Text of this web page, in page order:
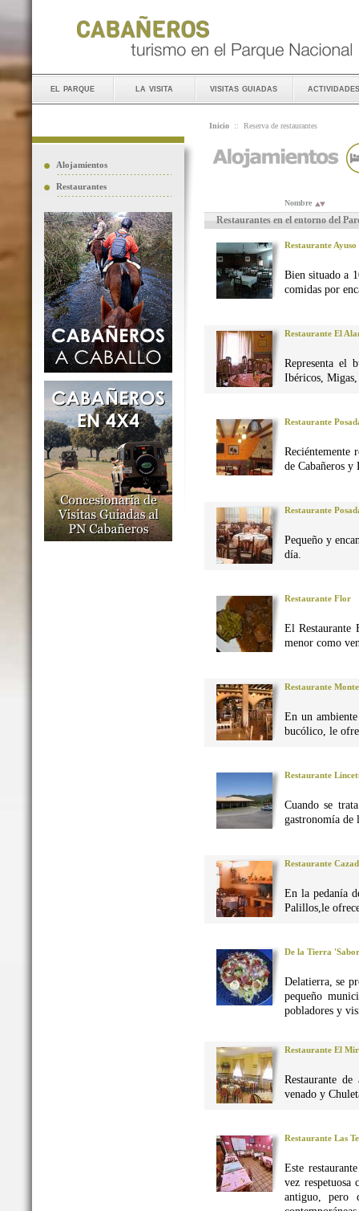
el parque la visita visitas guiadas actividades
Alojamientos
Restaurantes
Inicio :: Reserva de restaurantes
Nombre
Restaurantes en el entorno del
Restaurante Ayuso
Bien situado a
comidas por
Restaurante El
Representa el
Ibéricos, Migas,
Restaurante
Reciéntemente
de Cabañeros y
Restaurante
Pequeño y
día.
Restaurante Flor
El Restaurante
menor como
Restaurante
En un
bucólico, le
Restaurante
Cuando se
gastronomía de
Restaurante
En la pedanía
Palillos,le
De la Tierra
Delatierra, se
pequeño
pobladores y
Restaurante El
Restaurante
venado y
Restaurante Las
Este
vez
antiguo, pero